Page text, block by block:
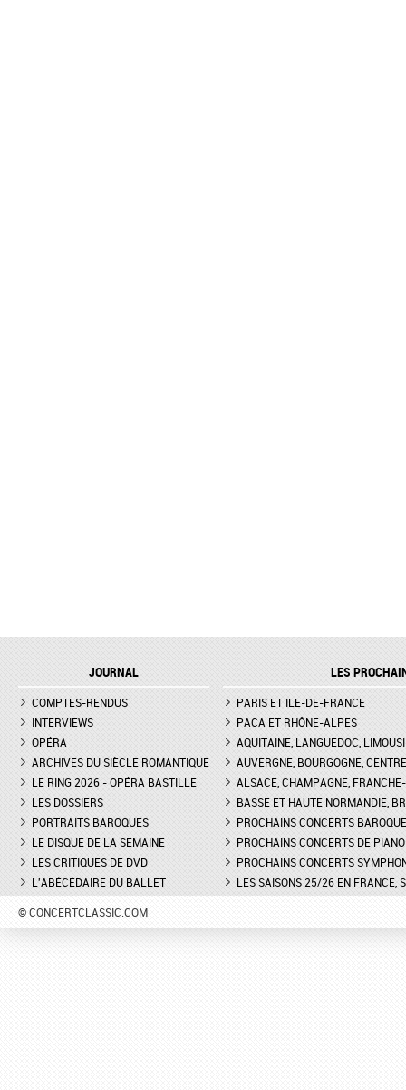
JOURNAL
COMPTES-RENDUS
INTERVIEWS
OPÉRA
ARCHIVES DU SIÈCLE ROMANTIQUE
LE RING 2026 - OPÉRA BASTILLE
LES DOSSIERS
PORTRAITS BAROQUES
LE DISQUE DE LA SEMAINE
LES CRITIQUES DE DVD
L'ABÉCÉDAIRE DU BALLET
LES
PARIS ET ILE-DE-FRANCE
PACA ET RHÔNE-ALPES
AQUITAINE, LANGUEDOC,
AUVERGNE, BOURGOGNE, CENTRE
ALSACE, CHAMPAGNE,
BASSE ET HAUTE NORMANDIE,
PROCHAINS CONCERTS
PROCHAINS CONCERTS DE PIANO
PROCHAINS CONCERTS
LES SAISONS 25/26 EN FRANCE,
© CONCERTCLASSIC.COM